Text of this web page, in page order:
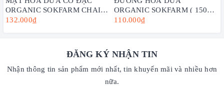
ORGANIC SOKFARM CHAI
250G
132.000₫
ORGANIC SOKFARM ( 150G,
300G, 1KG) - VỊ NGỌT TỪ
110.000₫
ĐĂNG KÝ NHẬN TIN
Nhận thông tin sản phẩm mới nhất, tin khuyến mãi và nhiều hơn
nữa.